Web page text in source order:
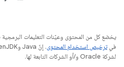
يخضع كل من المحتوى وعيّنات التعليمات
فيترخيص استخدام المحتوى
لشركة Oracle و/أو الشركات التابعة لها.